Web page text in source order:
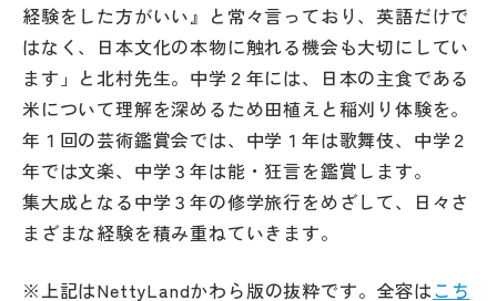
経験をした方がいい』と常々言っており、英語だけで
はなく、日本文化の本物に触れる機会も大切にしてい
ます」と北村先生。中学２年には、日本の主食である
米について理解を深めるため田植えと稲刈り体験を。
年１回の芸術鑑賞会では、中学１年は歌舞伎、中学２
年では文楽、中学３年は能・狂言を鑑賞します。
集大成となる中学３年の修学旅行をめざして、日々さ
まざまな経験を積み重ねていきます。
※上記はNettyLandかわら版の抜粋です。全容はこち